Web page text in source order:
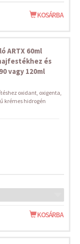
KOSÁRBA
ARTX 60ml
és
vagy 120ml
oxidant, oxigenta,
krémes hidrogén
KOSÁRBA